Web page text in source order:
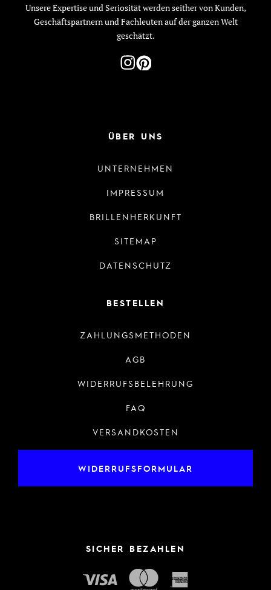
Unsere Expertise und Seriosität werden seither von Kunden,
Geschäftspartnern und Fachleuten auf der ganzen Welt
geschätzt.
ÜBER UNS
UNTERNEHMEN
IMPRESSUM
BRILLENHERKUNFT
SITEMAP
DATENSCHUTZ
BESTELLEN
ZAHLUNGSMETHODEN
AGB
WIDERRUFSBELEHRUNG
FAQ
VERSANDKOSTEN
WIDERRUFSFORMULAR
SICHER BEZAHLEN